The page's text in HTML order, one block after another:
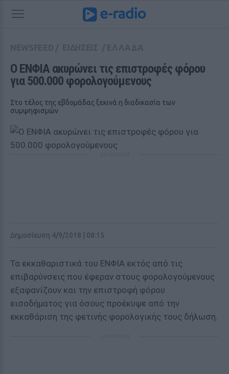
Ο ΕΝΦΙΑ ακυρώνει τις επιστροφές φόρου
για 500.000 φορολογούμενους
Στο τέλος της εβδομάδας ξεκινά η διαδικασία των
συμψηφισμών
Δημοσίευση 4/9/2018 | 08:15
Τα εκκαθαριστικά του ΕΝΦΙΑ εκτός από τις
επιβαρύνσεις που έφεραν στους φορολογούμενους
εξαφανίζουν και την επιστροφή φόρου
εισοδήματος για όσους προέκυψε από την
εκκαθάριση της φετινής φορολογικής τους δήλωση.